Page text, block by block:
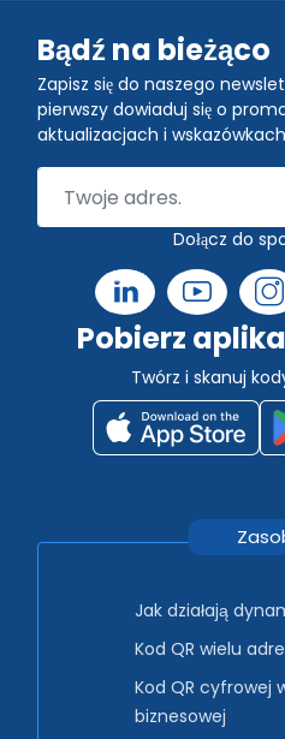
Bądź na bieżąco
Zapisz się do naszego
pierwszy dowiaduj się o
aktualizacjach i
Dołącz do
Pobierz
Twórz i skanuj
Jak działają
Kod QR wielu
Kod QR cyfrowej
biznesowej